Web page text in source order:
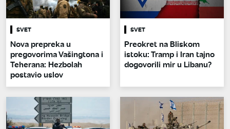
SVET
Nova prepreka u
pregovorima Vašingtona i
Teherana: Hezbolah
postavio uslov
SVET
Preokret na Bliskom
istoku: Tramp i Iran tajno
dogovorili mir u Libanu?